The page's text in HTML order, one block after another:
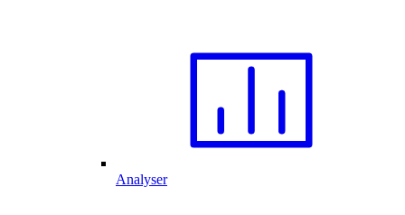
Analyser